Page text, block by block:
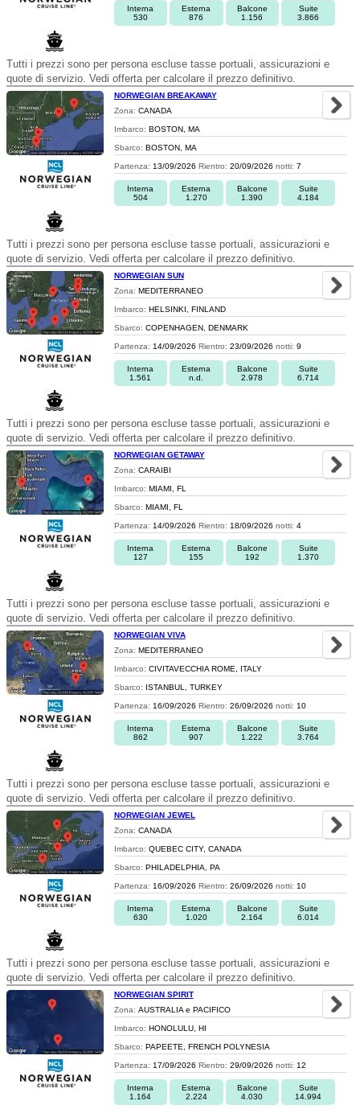
Interna
530
Esterna
876
Balcone
1.156
Suite
3.866
Tutti i prezzi sono per persona escluse tasse portuali, assicurazioni e
quote di servizio. Vedi offerta per calcolare il prezzo definitivo.
NORWEGIAN BREAKAWAY
Zona: CANADA
Imbarco: BOSTON, MA
Sbarco: BOSTON, MA
Partenza: 13/09/2026 Rientro: 20/09/2026 notti: 7
Interna
504
Esterna
1.270
Balcone
1.390
Suite
4.184
Tutti i prezzi sono per persona escluse tasse portuali, assicurazioni e
quote di servizio. Vedi offerta per calcolare il prezzo definitivo.
NORWEGIAN SUN
Zona: MEDITERRANEO
Imbarco: HELSINKI, FINLAND
Sbarco: COPENHAGEN, DENMARK
Partenza: 14/09/2026 Rientro: 23/09/2026 notti: 9
Interna
1.561
Esterna
n.d.
Balcone
2.978
Suite
6.714
Tutti i prezzi sono per persona escluse tasse portuali, assicurazioni e
quote di servizio. Vedi offerta per calcolare il prezzo definitivo.
NORWEGIAN GETAWAY
Zona: CARAIBI
Imbarco: MIAMI, FL
Sbarco: MIAMI, FL
Partenza: 14/09/2026 Rientro: 18/09/2026 notti: 4
Interna
127
Esterna
155
Balcone
192
Suite
1.370
Tutti i prezzi sono per persona escluse tasse portuali, assicurazioni e
quote di servizio. Vedi offerta per calcolare il prezzo definitivo.
NORWEGIAN VIVA
Zona: MEDITERRANEO
Imbarco: CIVITAVECCHIA ROME, ITALY
Sbarco: ISTANBUL, TURKEY
Partenza: 16/09/2026 Rientro: 26/09/2026 notti: 10
Interna
862
Esterna
907
Balcone
1.222
Suite
3.764
Tutti i prezzi sono per persona escluse tasse portuali, assicurazioni e
quote di servizio. Vedi offerta per calcolare il prezzo definitivo.
NORWEGIAN JEWEL
Zona: CANADA
Imbarco: QUEBEC CITY, CANADA
Sbarco: PHILADELPHIA, PA
Partenza: 16/09/2026 Rientro: 26/09/2026 notti: 10
Interna
630
Esterna
1.020
Balcone
2.164
Suite
6.014
Tutti i prezzi sono per persona escluse tasse portuali, assicurazioni e
quote di servizio. Vedi offerta per calcolare il prezzo definitivo.
NORWEGIAN SPIRIT
Zona: AUSTRALIA e PACIFICO
Imbarco: HONOLULU, HI
Sbarco: PAPEETE, FRENCH POLYNESIA
Partenza: 17/09/2026 Rientro: 29/09/2026 notti: 12
Interna
1.164
Esterna
2.224
Balcone
4.030
Suite
14.994